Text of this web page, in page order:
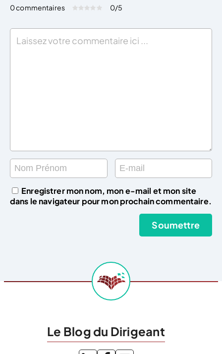
0 commentaires Évaluez cet article:
0/5
Enregistrer mon nom, mon e-mail et mon site
dans le navigateur pour mon prochain commentaire.
Le Blog du Dirigeant